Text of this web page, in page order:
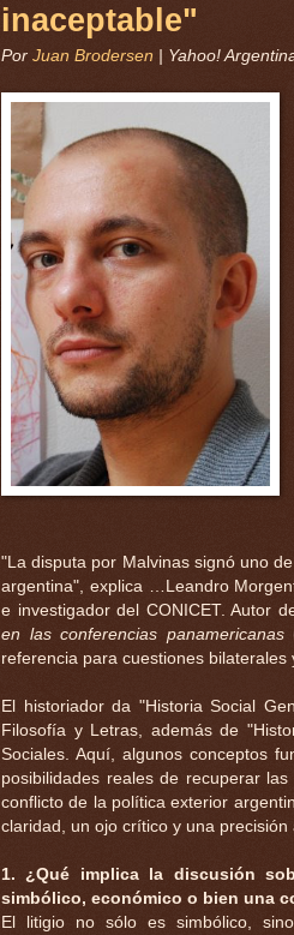
inaceptable"
Por Juan Brodersen Yahoo!
"La disputa por Malvinas signó uno
argentina", explica …
Leandro
e investigador del CONICET. Autor
en las conferencias panamericanas
referencia para cuestiones
El historiador da "Historia Social
Filosofía y Letras, además de
Sociales. Aquí, algunos conceptos
posibilidades reales de recuperar
conflicto de la política exterior
claridad, un ojo crítico y una precisión
1. ¿Qué implica la discusión
simbólico, económico o bien una
El litigio no sólo es simbólico,